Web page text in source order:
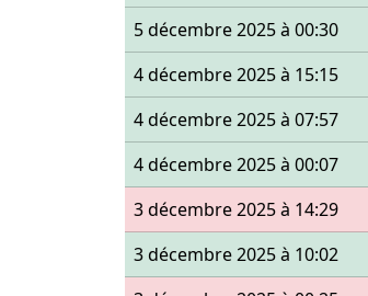
5 décembre 2025 à 00:30
4 décembre 2025 à 15:15
4 décembre 2025 à 07:57
4 décembre 2025 à 00:07
3 décembre 2025 à 14:29
3 décembre 2025 à 10:02